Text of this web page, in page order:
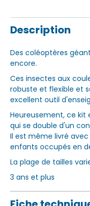
Description
Des coléoptères
encore.
Ces insectes aux
robuste et flexible et
excellent outil
Heureusement, ce kit
qui se double d'un
Il est même livré
enfants occupés en
La plage de tailles
3 ans et plus